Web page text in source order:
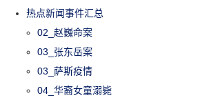
热点新闻事件汇总
02_赵巍命案
03_张东岳案
03_萨斯疫情
04_华裔女童溺毙